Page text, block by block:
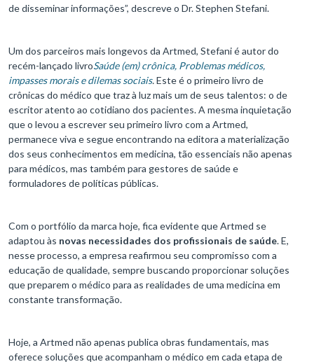
de disseminar informações”, descreve o Dr. Stephen Stefani.
Um dos parceiros mais longevos da Artmed, Stefani é autor do
recém-lançado livroSaúde (em) crônica, Problemas médicos,
impasses morais e dilemas sociais.Este é o primeiro livro de
crônicas do médico que traz à luz mais um de seus talentos: o de
escritor atento ao cotidiano dos pacientes. A mesma inquietação
que o levou a escrever seu primeiro livro com a Artmed,
permanece viva e segue encontrando na editora a materialização
dos seus conhecimentos em medicina, tão essenciais não apenas
para médicos, mas também para gestores de saúde e
formuladores de políticas públicas.
Com o portfólio da marca hoje, fica evidente que Artmed se
adaptou às novas necessidades dos profissionais de saúde. E,
nesse processo, a empresa reafirmou seu compromisso com a
educação de qualidade, sempre buscando proporcionar soluções
que preparem o médico para as realidades de uma medicina em
constante transformação.
Hoje, a Artmed não apenas publica obras fundamentais, mas
oferece soluções que acompanham o médico em cada etapa de